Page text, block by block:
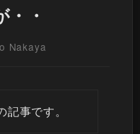
・
Nakaya
事です。